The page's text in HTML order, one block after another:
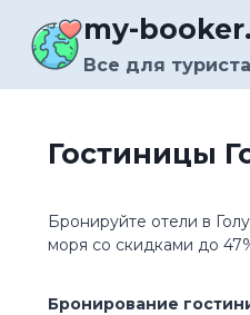
содержимому
my-
Все для туриста
Гостиницы
Бронируйте отели в
моря со скидками до
Бронирование